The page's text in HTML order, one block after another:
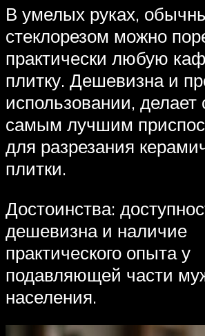
В умелых руках,
стеклорезом можно
практически любую
плитку. Дешевизна и
использовании, делает
самым лучшим
для разрезания
плитки.
Достоинства:
дешевизна и наличие
практического опыта у
подавляющей части
населения.